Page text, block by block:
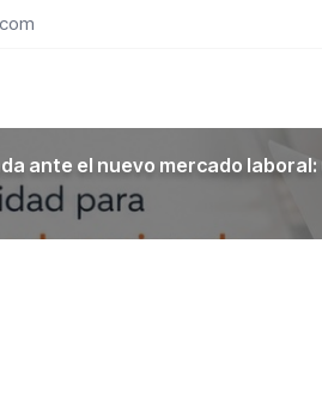
ante el nuevo mercado